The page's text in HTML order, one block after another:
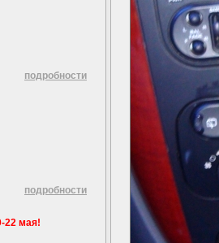
подробности
подробности
22 мая!